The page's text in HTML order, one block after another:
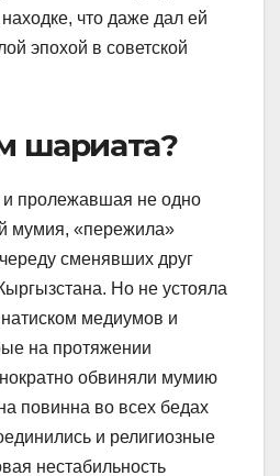
что даже дал ей
эпохой в советской
шариата?
пролежавшая не одно
мумия, «пережила»
сменявших друг
Но не устояла
медиумов и
на протяжении
обвиняли мумию
повинна во всех бедах
и религиозные
нестабильность